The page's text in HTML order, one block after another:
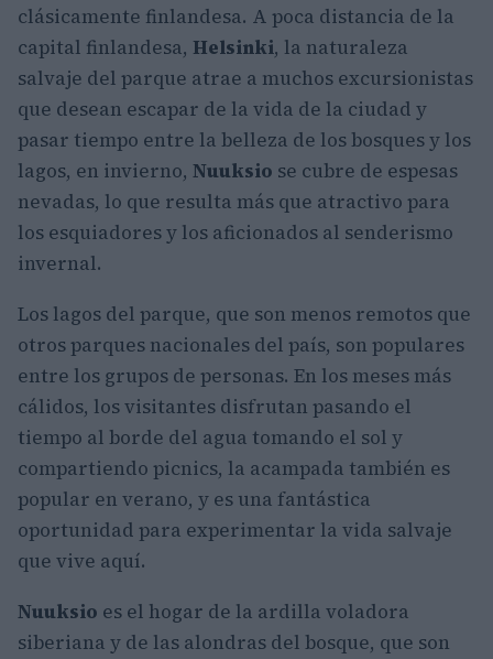
clásicamente finlandesa. A poca distancia de la
capital finlandesa, Helsinki, la naturaleza
salvaje del parque atrae a muchos excursionistas
que desean escapar de la vida de la ciudad y
pasar tiempo entre la belleza de los bosques y los
lagos, en invierno, Nuuksio se cubre de espesas
nevadas, lo que resulta más que atractivo para
los esquiadores y los aficionados al senderismo
invernal.
Los lagos del parque, que son menos remotos que
otros parques nacionales del país, son populares
entre los grupos de personas. En los meses más
cálidos, los visitantes disfrutan pasando el
tiempo al borde del agua tomando el sol y
compartiendo picnics, la acampada también es
popular en verano, y es una fantástica
oportunidad para experimentar la vida salvaje
que vive aquí.
Nuuksio es el hogar de la ardilla voladora
siberiana y de las alondras del bosque, que son